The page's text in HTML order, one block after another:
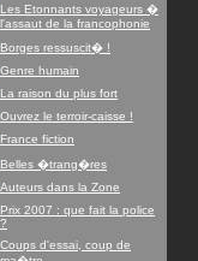
Les Etonnants voyageurs �
l'assaut de la francophonie
Borges ressuscit� !
Genre humain
La raison du plus fort
Ouvrez le terroir-caisse !
France fiction
Belles �trang�res
Auteurs dans la Zone
Prix 2007 : que fait la police
?
Coups d'essai, coup de